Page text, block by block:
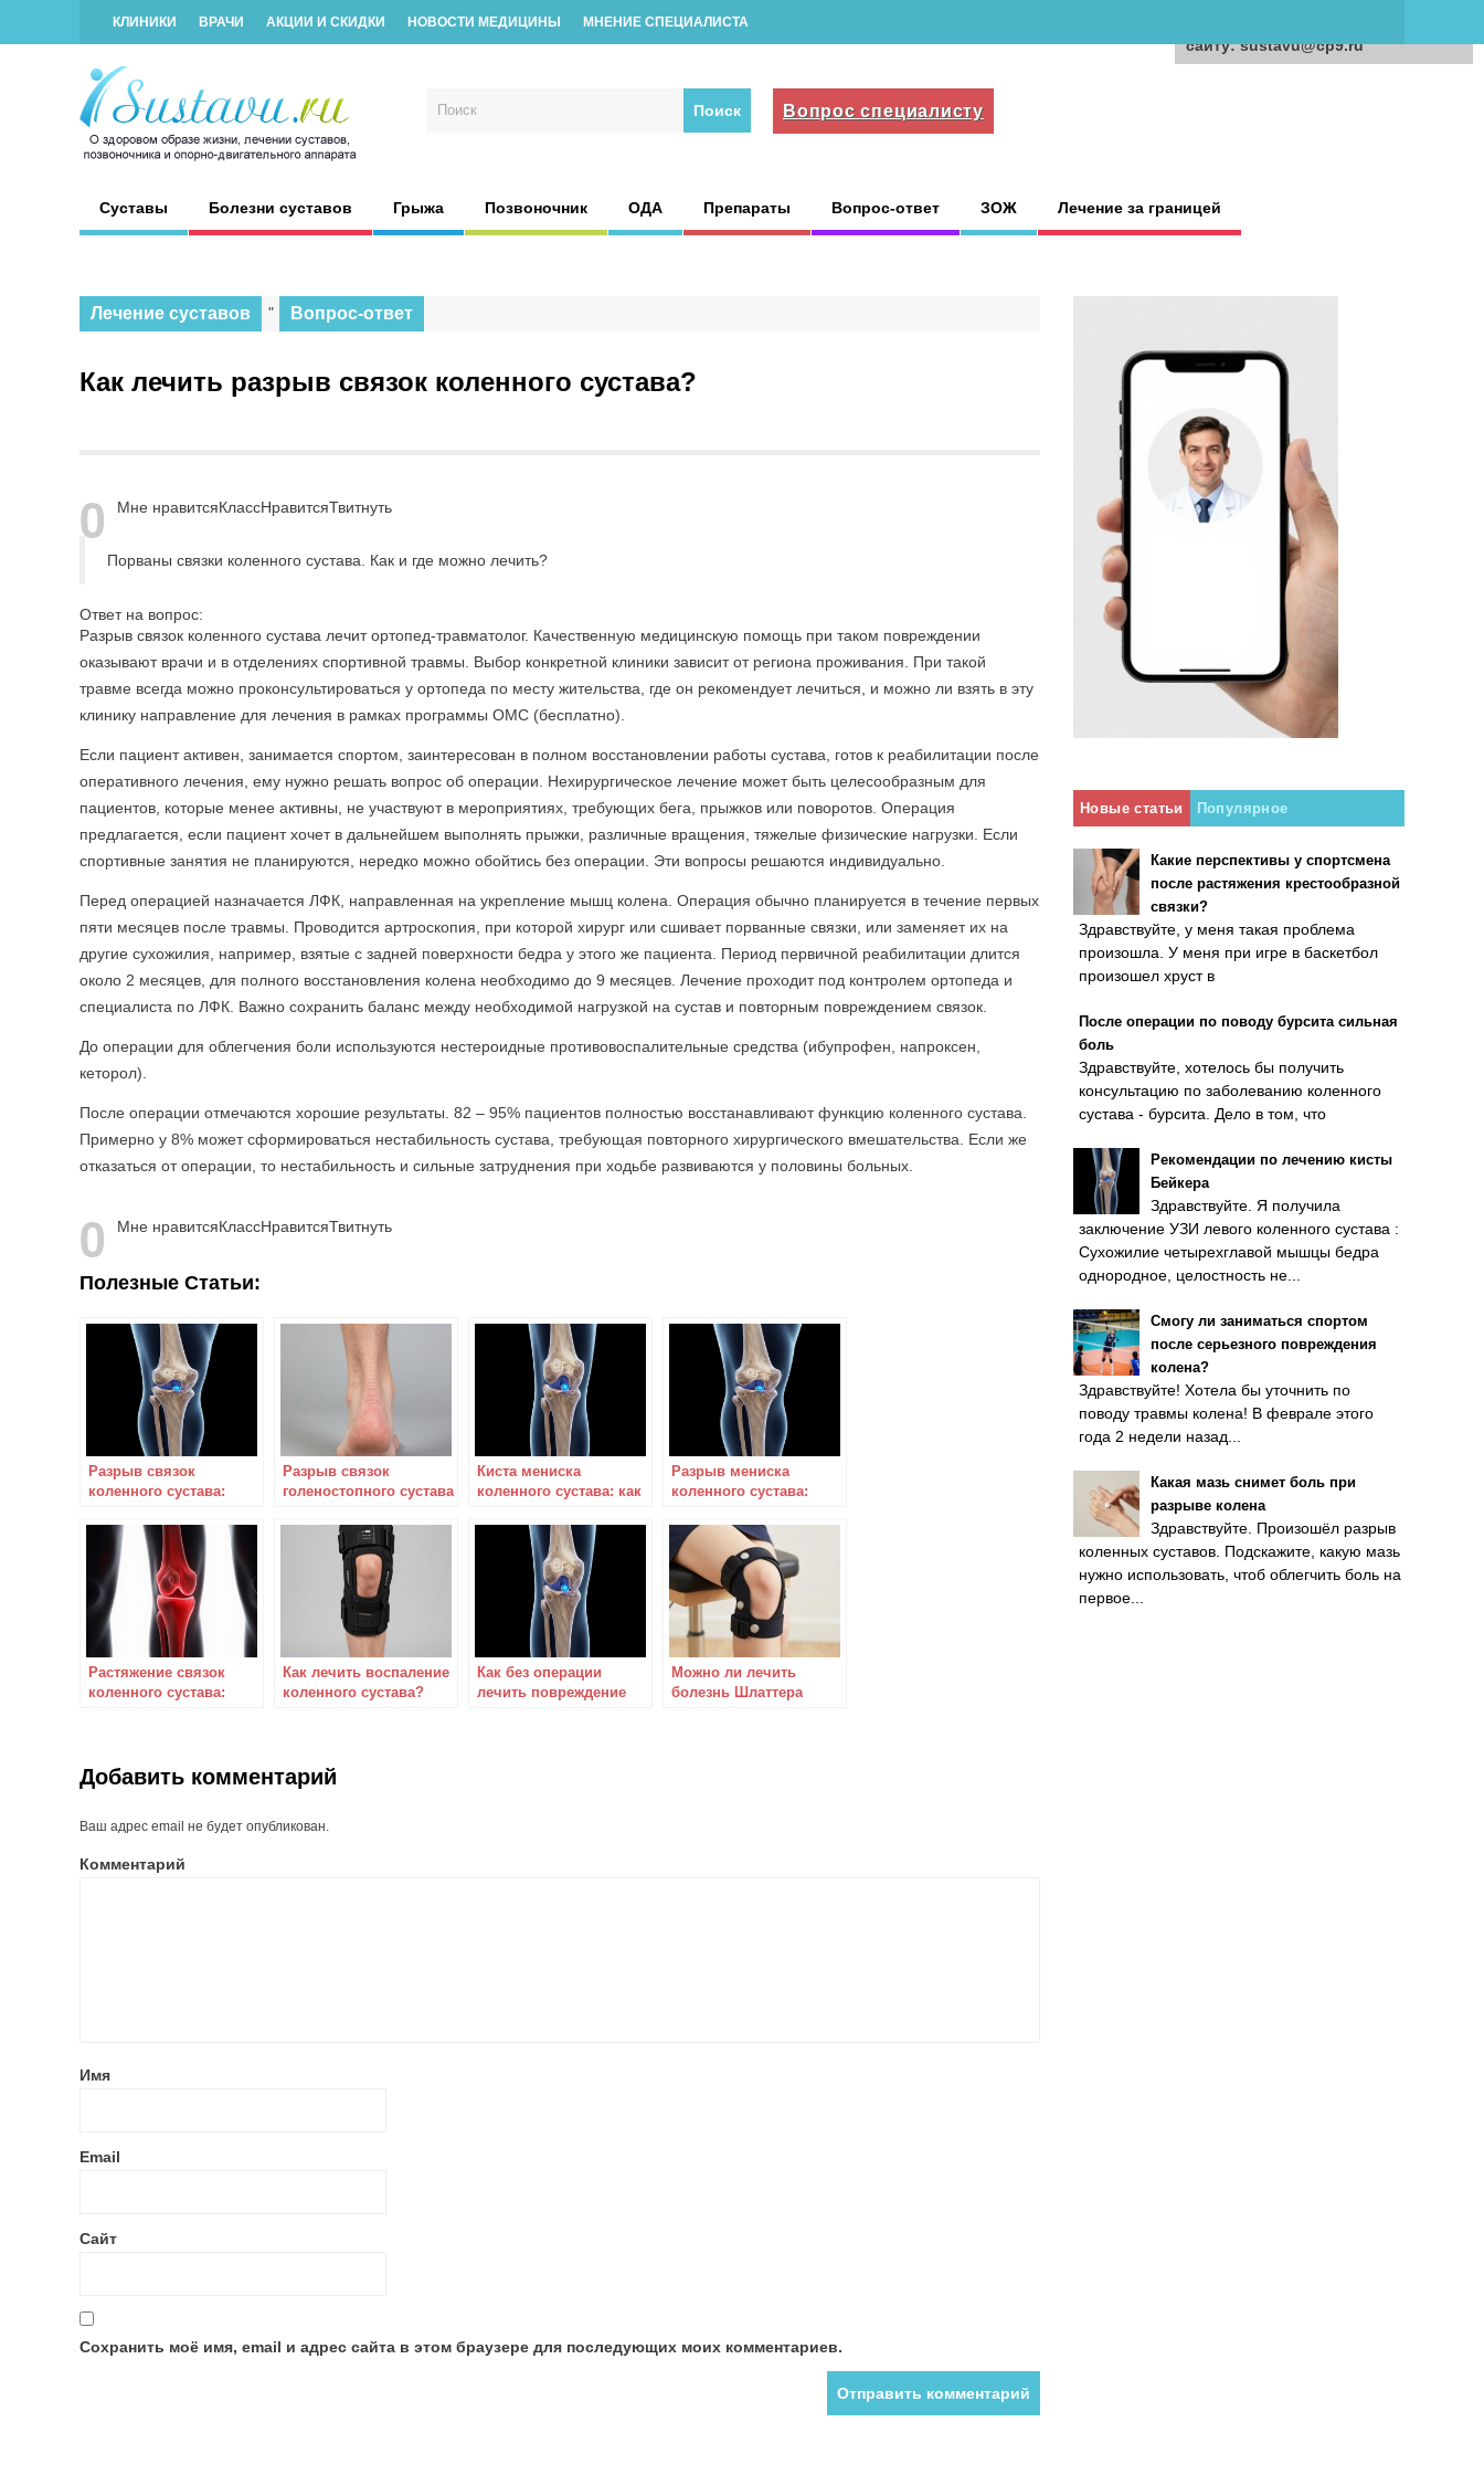
КЛИНИКИ ВРАЧИ АКЦИИ И СКИДКИ НОВОСТИ МЕДИЦИНЫ МНЕНИЕ СПЕЦИАЛИСТА
Вопрос специалисту
Суставы Болезни суставов Грыжа Позвоночник ОДА Препараты Вопрос-ответ ЗОЖ Лечение за границей
Лечение суставов " Вопрос-ответ
Как лечить разрыв связок коленного сустава?
0 Мне нравитсяКлассНравитсяТвитнуть
Порваны связки коленного сустава. Как и где можно лечить?
Ответ на вопрос:
Разрыв связок коленного сустава лечит ортопед-травматолог. Качественную медицинскую помощь при таком повреждении
оказывают врачи и в отделениях спортивной травмы. Выбор конкретной клиники зависит от региона проживания. При такой
травме всегда можно проконсультироваться у ортопеда по месту жительства, где он рекомендует лечиться, и можно ли взять в эту
клинику направление для лечения в рамках программы ОМС (бесплатно).
Если пациент активен, занимается спортом, заинтересован в полном восстановлении работы сустава, готов к реабилитации после
оперативного лечения, ему нужно решать вопрос об операции. Нехирургическое лечение может быть целесообразным для
пациентов, которые менее активны, не участвуют в мероприятиях, требующих бега, прыжков или поворотов. Операция
предлагается, если пациент хочет в дальнейшем выполнять прыжки, различные вращения, тяжелые физические нагрузки. Если
спортивные занятия не планируются, нередко можно обойтись без операции. Эти вопросы решаются индивидуально.
Перед операцией назначается ЛФК, направленная на укрепление мышц колена. Операция обычно планируется в течение первых
пяти месяцев после травмы. Проводится артроскопия, при которой хирург или сшивает порванные связки, или заменяет их на
другие сухожилия, например, взятые с задней поверхности бедра у этого же пациента. Период первичной реабилитации длится
около 2 месяцев, для полного восстановления колена необходимо до 9 месяцев. Лечение проходит под контролем ортопеда и
специалиста по ЛФК. Важно сохранить баланс между необходимой нагрузкой на сустав и повторным повреждением связок.
До операции для облегчения боли используются нестероидные противовоспалительные средства (ибупрофен, напроксен,
кеторол).
После операции отмечаются хорошие результаты. 82 – 95% пациентов полностью восстанавливают функцию коленного сустава.
Примерно у 8% может сформироваться нестабильность сустава, требующая повторного хирургического вмешательства. Если же
отказаться от операции, то нестабильность и сильные затруднения при ходьбе развиваются у половины больных.
0 Мне нравитсяКлассНравитсяТвитнуть
Полезные Статьи:
Разрыв связок
коленного сустава:
быстро
Разрыв связок
голеностопного сустава
симптомы, лечение
Киста мениска
коленного сустава: как
Разрыв мениска
коленного сустава:
Растяжение связок
коленного сустава:
Как лечить воспаление
коленного сустава?
Как без операции
лечить повреждение
Можно ли лечить
болезнь Шлаттера
Добавить комментарий
Ваш адрес email не будет опубликован.
Комментарий
Имя
Email
Сайт
Сохранить моё имя, email и адрес сайта в этом браузере для последующих моих комментариев.
Новые статьи Популярное
Какие перспективы у спортсмена
после растяжения крестообразной
связки?
Здравствуйте, у меня такая проблема
произошла. У меня при игре в баскетбол
произошел хруст в
После операции по поводу бурсита сильная
боль
Здравствуйте, хотелось бы получить
консультацию по заболеванию коленного
сустава - бурсита. Дело в том, что
Рекомендации по лечению кисты
Бейкера
Здравствуйте. Я получила
заключение УЗИ левого коленного сустава :
Сухожилие четырехглавой мышцы бедра
однородное, целостность не...
Смогу ли заниматься спортом
после серьезного повреждения
колена?
Здравствуйте! Хотела бы уточнить по
поводу травмы колена! В феврале этого
года 2 недели назад...
Какая мазь снимет боль при
разрыве колена
Здравствуйте. Произошёл разрыв
коленных суставов. Подскажите, какую мазь
нужно использовать, чтоб облегчить боль на
первое...
сайту: sustavu@cp9.ru